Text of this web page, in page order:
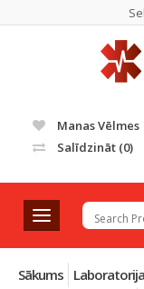
Manas Vēlmes
Salīdzināt (0)
T
o
g
g
Sākums